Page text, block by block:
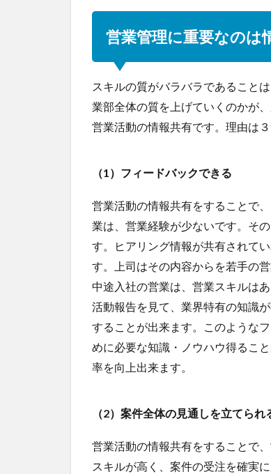
営業管理に重要なのは
スキルの質がバラバラであること
業部全体の質を上げていくのかが
営業活動の情報共有です。理由は３
（1）フィードバックできる
営業活動の情報共有をすることで
業は、営業経験が少ないです。そ
す。ヒアリング情報が共有されて
す。上司はその内容からを若手の
中途入社の営業は、営業スキルは
活動報告を見て、業界特有の知識
することが出来ます。このような
めに必要な知識・ノウハウ得るこ
率を向上出来ます。
（2）案件全体の見通しを立てられ
営業活動の情報共有をすることで
スキルが高く、案件の受注を確実